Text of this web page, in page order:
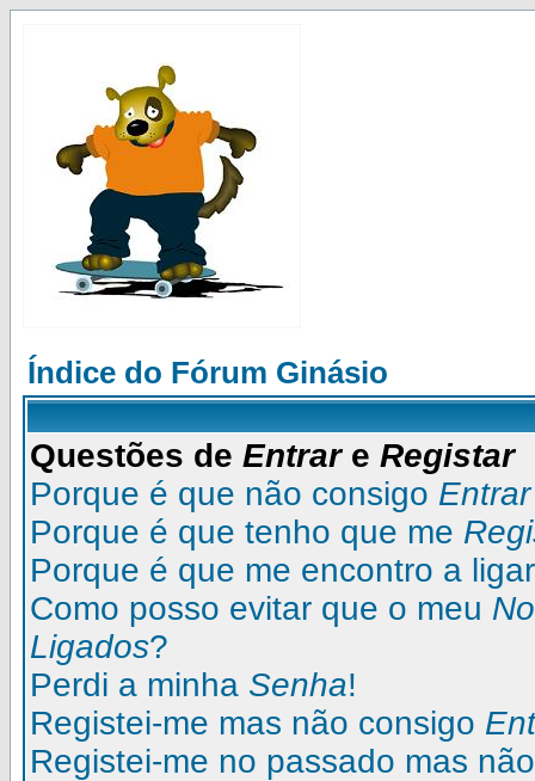
Índice do Fórum Ginásio
Questões de Entrare Registar
Porque é que não consigo Entrar
Porque é que tenho que me
Porque é que me encontro a
Como posso evitar que o meu
Ligados?
Perdi a minha Senha!
Registei-me mas não consigo
Registei-me no passado mas